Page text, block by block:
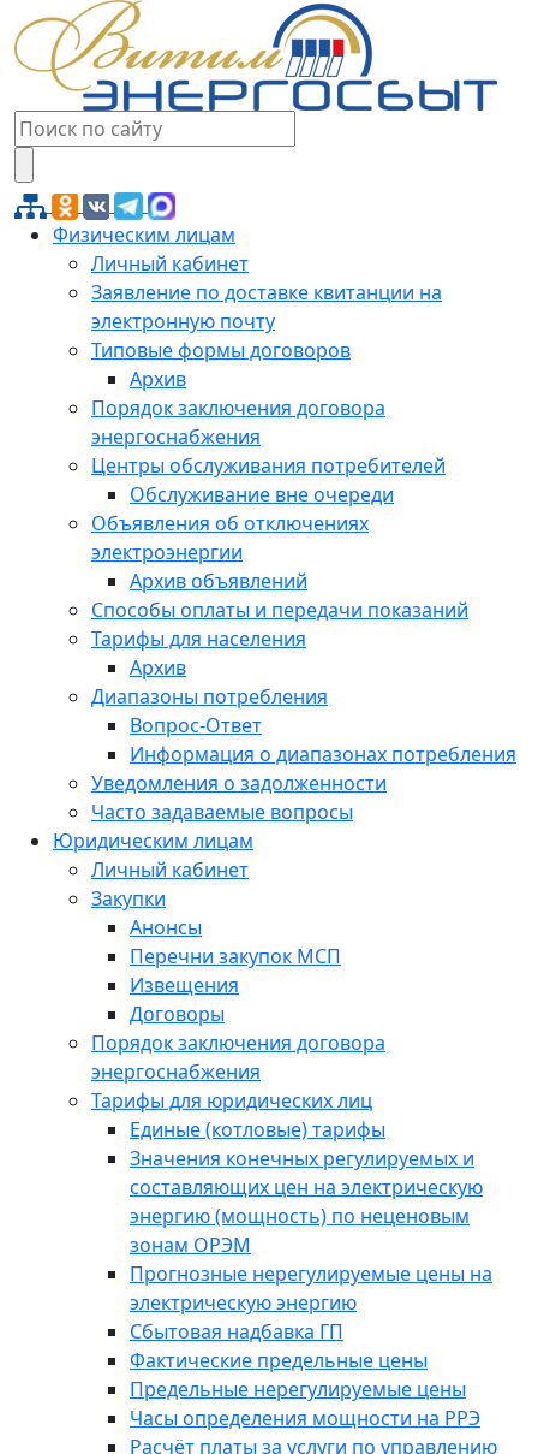
Физическим лицам
Личный кабинет
Заявление по доставке квитанции на
электронную почту
Типовые формы договоров
Архив
Порядок заключения договора
энергоснабжения
Центры обслуживания потребителей
Обслуживание вне очереди
Объявления об отключениях
электроэнергии
Архив объявлений
Способы оплаты и передачи показаний
Тарифы для населения
Архив
Диапазоны потребления
Вопрос-Ответ
Информация о диапазонах потребления
Уведомления о задолженности
Часто задаваемые вопросы
Юридическим лицам
Личный кабинет
Закупки
Анонсы
Перечни закупок МСП
Извещения
Договоры
Порядок заключения договора
энергоснабжения
Тарифы для юридических лиц
Единые (котловые) тарифы
Значения конечных регулируемых и
составляющих цен на электрическую
энергию (мощность) по неценовым
зонам ОРЭМ
Прогнозные нерегулируемые цены на
электрическую энергию
Сбытовая надбавка ГП
Фактические предельные цены
Предельные нерегулируемые цены
Часы определения мощности на РРЭ
Расчёт платы за услуги по управлению